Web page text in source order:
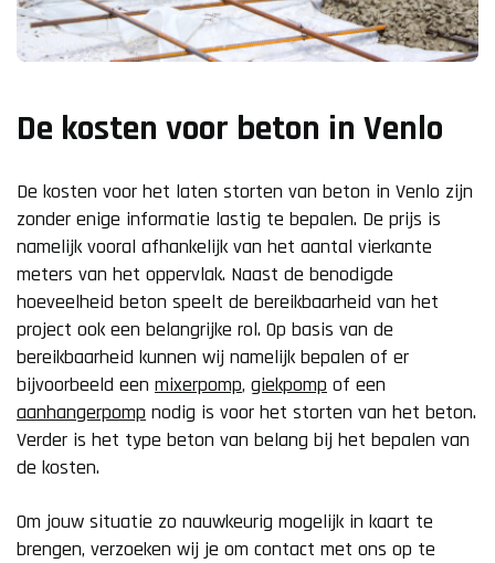
De kosten voor beton in Venlo
De kosten voor het laten storten van beton in Venlo zijn
zonder enige informatie lastig te bepalen. De prijs is
namelijk vooral afhankelijk van het aantal vierkante
meters van het oppervlak. Naast de benodigde
hoeveelheid beton speelt de bereikbaarheid van het
project ook een belangrijke rol. Op basis van de
bereikbaarheid kunnen wij namelijk bepalen of er
bijvoorbeeld een mixerpomp, giekpomp of een
aanhangerpomp nodig is voor het storten van het beton.
Verder is het type beton van belang bij het bepalen van
de kosten.
Om jouw situatie zo nauwkeurig mogelijk in kaart te
brengen, verzoeken wij je om contact met ons op te